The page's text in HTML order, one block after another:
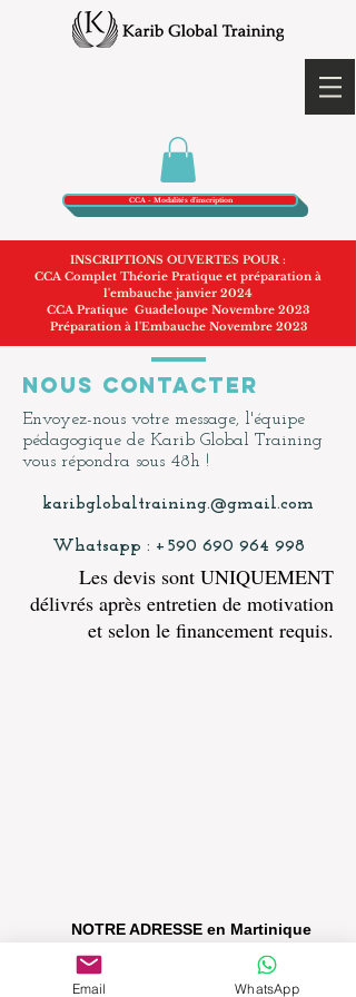
CCA - Modalités d'inscription
INSCRIPTIONS OUVERTES POUR :
CCA Complet Théorie Pratique et préparation à
l'embauche janvier 2024
CCA Pratique Guadeloupe Novembre 2023
Préparation à l'Embauche Novembre 2023
NOUS CONTACTER
Envoyez-nous votre message, l'équipe
pédagogique de Karib Global Training
vous répondra sous 48h !
karibglobaltraining.@gmail.com
Whatsapp : +590 690 964 998
Les devis sont UNIQUEMENT
délivrés après entretien de motivation
et selon le financement requis.
NOTRE ADRESSE en Martinique
UNIQUEMENT POUR LES COURS
Email WhatsApp